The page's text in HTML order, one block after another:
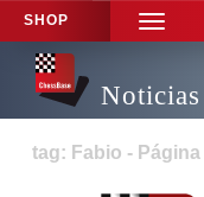
SHOP
TOGGLE
tag: Fabio - Página